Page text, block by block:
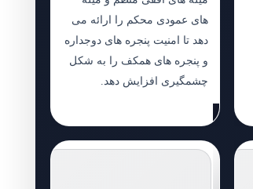
های عمودی محکم را ارائه می
دهد تا امنیت پنجره های دوجداره
و پنجره های همکف را به شکل
چشمگیری افزایش دهد.